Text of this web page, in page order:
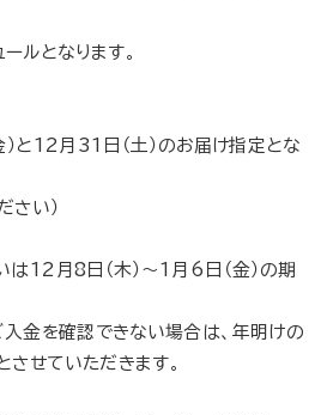
ルとなります。
と12月31日（土）のお届け指定とな
さい）
は12月8日（木）～1月6日（金）の期
金を確認できない場合は、年明けの
させていただきます。